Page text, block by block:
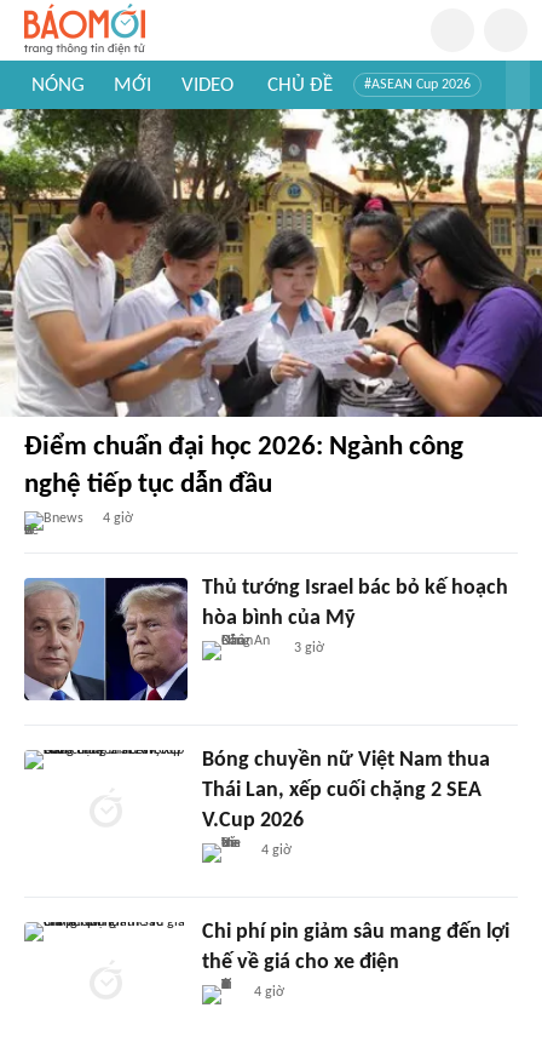
NÓNG MỚI VIDEO CHỦ ĐỀ #ASEAN Cup 2026
#Trí tuệ nhân tạo
#Khám phá Việt Nam
#Khám phá thế giới
Điểm chuẩn đại học 2026: Ngành công
nghệ tiếp tục dẫn đầu
Bnews 4 giờ
Thủ tướng Israel bác bỏ kế hoạch
hòa bình của Mỹ
3 giờ
Bóng chuyền nữ Việt Nam thua
Thái Lan, xếp cuối chặng 2 SEA
V.Cup 2026
4 giờ
Chi phí pin giảm sâu mang đến lợi
thế về giá cho xe điện
4 giờ